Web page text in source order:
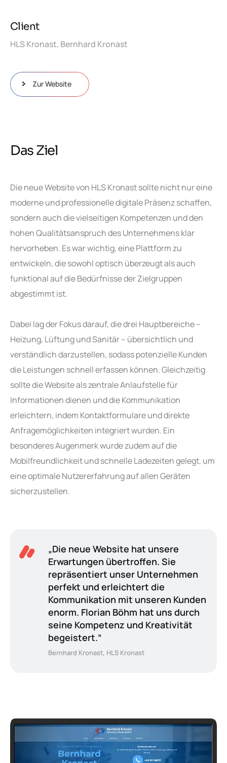
Client
HLS Kronast, Bernhard Kronast
Zur Website
Das Ziel
Die neue Website von HLS Kronast sollte nicht nur eine
moderne und professionelle digitale Präsenz schaffen,
sondern auch die vielseitigen Kompetenzen und den
hohen Qualitätsanspruch des Unternehmens klar
hervorheben. Es war wichtig, eine Plattform zu
entwickeln, die sowohl optisch überzeugt als auch
funktional auf die Bedürfnisse der Zielgruppen
abgestimmt ist.
Dabei lag der Fokus darauf, die drei Hauptbereiche –
Heizung, Lüftung und Sanitär – übersichtlich und
verständlich darzustellen, sodass potenzielle Kunden
die Leistungen schnell erfassen können. Gleichzeitig
sollte die Website als zentrale Anlaufstelle für
Informationen dienen und die Kommunikation
erleichtern, indem Kontaktformulare und direkte
Anfragemöglichkeiten integriert wurden. Ein
besonderes Augenmerk wurde zudem auf die
Mobilfreundlichkeit und schnelle Ladezeiten gelegt, um
eine optimale Nutzererfahrung auf allen Geräten
sicherzustellen.
„Die neue Website hat unsere
Erwartungen übertroffen. Sie
repräsentiert unser Unternehmen
perfekt und erleichtert die
Kommunikation mit unseren Kunden
enorm. Florian Böhm hat uns durch
seine Kompetenz und Kreativität
begeistert.“
Bernhard Kronast, HLS Kronast